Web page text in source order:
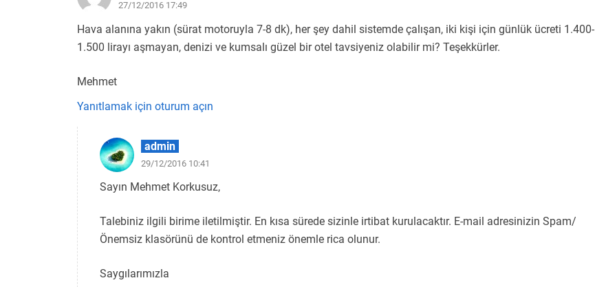
27/12/2016 17:49
Hava alanına yakın (sürat motoruyla 7-8 dk), her şey dahil sistemde çalışan, iki kişi için günlük ücreti 1.400-
1.500 lirayı aşmayan, denizi ve kumsalı güzel bir otel tavsiyeniz olabilir mi? Teşekkürler.
Mehmet
Yanıtlamak için oturum açın
admin
29/12/2016 10:41
Sayın Mehmet Korkusuz,
Talebiniz ilgili birime iletilmiştir. En kısa sürede sizinle irtibat kurulacaktır. E-mail adresinizin Spam/
Önemsiz klasörünü de kontrol etmeniz önemle rica olunur.
Saygılarımızla